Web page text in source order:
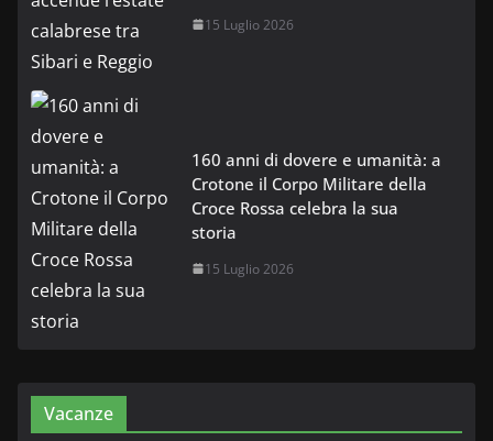
15 Luglio 2026
160 anni di dovere e umanità: a
Crotone il Corpo Militare della
Croce Rossa celebra la sua
storia
15 Luglio 2026
Vacanze